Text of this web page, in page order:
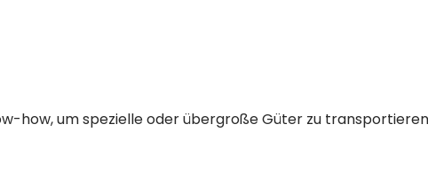
how, um spezielle oder übergroße Güter zu